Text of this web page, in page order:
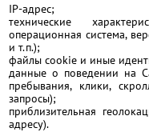
IP-адрес;
технические
операционная система,
и т.п.);
файлы cookie и иные
данные о поведении на
пребывания, клики,
запросы);
приблизительная
адресу).